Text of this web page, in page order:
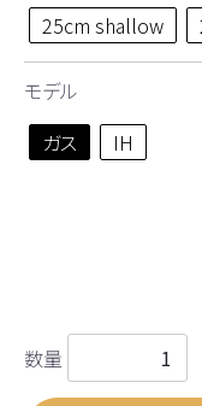
25cm shallow
モデル
ガス
IH
数量